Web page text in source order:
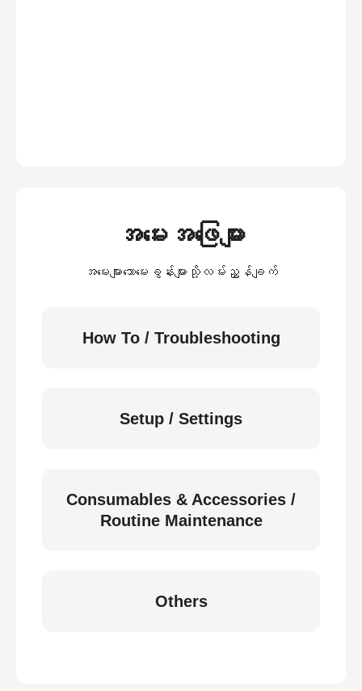
အမေးအဖြေများ
အမေးများသောမေးခွန်းများသို့လမ်းညွှန်ချက်
How To / Troubleshooting
Setup / Settings
Consumables & Accessories /
Routine Maintenance
Others